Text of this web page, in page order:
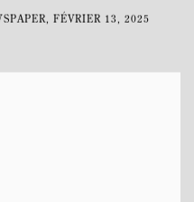
FÉVRIER 13, 2025